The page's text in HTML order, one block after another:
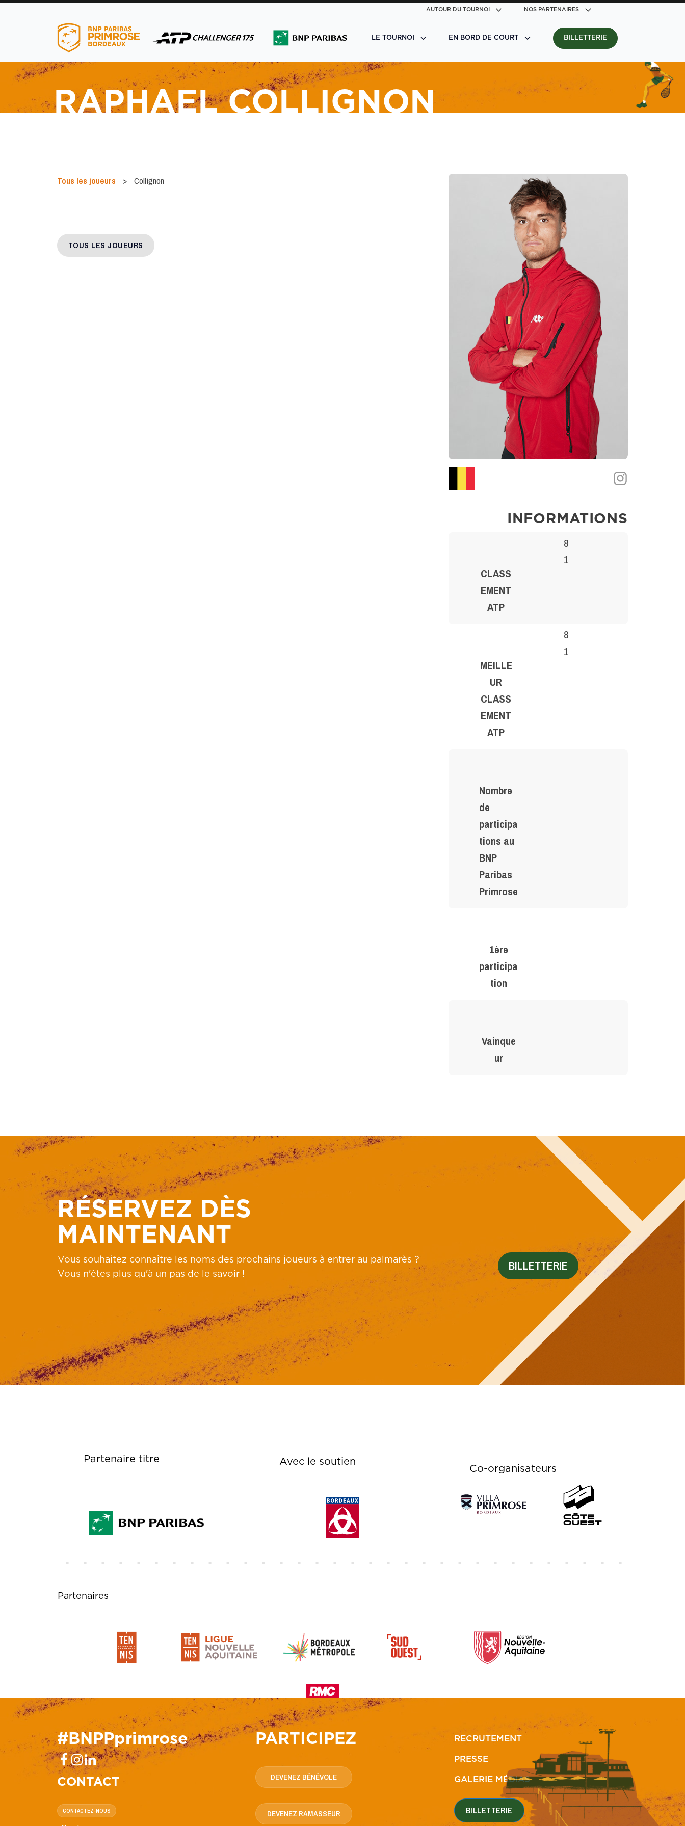
AUTOUR DU TOURNOI NOS PARTENAIRES
LE TOURNOI EN BORD DE COURT BILLETTERIE
RAPHAEL COLLIGNON
Tous les joueurs > Collignon
TOUS LES JOUEURS
INFORMATIONS
CLASS
EMENT
ATP
8
1
MEILLE
UR
CLASS
EMENT
ATP
8
1
Nombre
de
participa
tions au
BNP
Paribas
Primrose
1ère
participa
tion
Vainque
ur
RÉSERVEZ DÈS
MAINTENANT
Vous souhaitez connaître les noms des prochains joueurs à entrer au palmarès ?
Vous n'êtes plus qu'à un pas de le savoir !
BILLETTERIE
Partenaire titre Avec le soutien
Co-organisateurs
Partenaires
#BNPPprimrose
CONTACT
CONTACTEZ-NOUS
PARTICIPEZ
DEVENEZ BÉNÉVOLE
DEVENEZ RAMASSEUR
RECRUTEMENT
PRESSE
GALERIE MÉDIAS
BILLETTERIE